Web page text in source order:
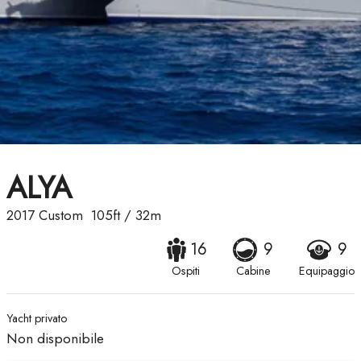
ALYA
2017 Custom 105ft/ 32m
16
Ospiti
9
Cabine
9
Equipaggio
Yacht privato
Non disponibile